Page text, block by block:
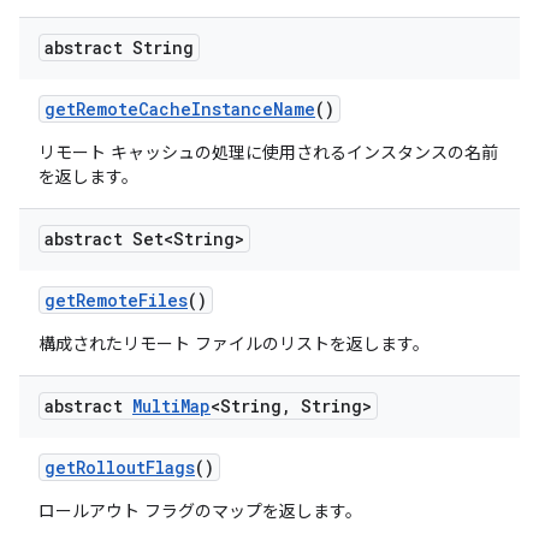
abstract String
getRemoteCacheInstanceName()
リモート キャッシュの処理に使用されるインスタンスの名前
を返します。
abstract Set<String>
getRemoteFiles()
構成されたリモート ファイルのリストを返します。
abstract MultiMap<String , String>
getRolloutFlags()
ロールアウト フラグのマップを返します。